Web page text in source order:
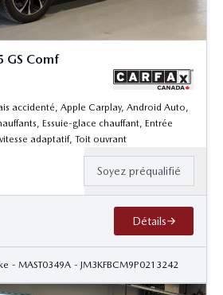
GS Comf
accidenté, Apple Carplay, Android Auto,
Essuie-glace chauffant, Entrée
adaptatif, Toit ouvrant
Soyez préqualifié
Détails
- MAST0349A - JM3KFBCM9P0213242